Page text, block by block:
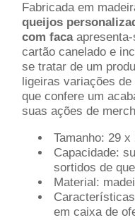
Fabricada em
queijos
com facaapresenta-
cartão canelado e
se tratar de um
ligeiras variações
que confere um
suas ações de
Tamanho: 29
Capacidade:
sortidos de
Material:
em caixa de